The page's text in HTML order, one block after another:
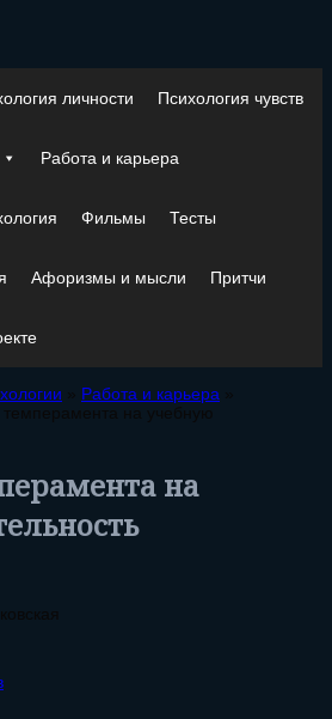
личности Психология чувств
Работа и карьера
Фильмы Тесты
Афоризмы и мысли Притчи
» Работа и карьера »
на учебную
на